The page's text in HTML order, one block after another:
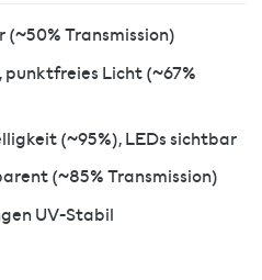
Transmission)
Licht (~67%
(~95%), LEDs sichtbar
(~85% Transmission)
UV-Stabil